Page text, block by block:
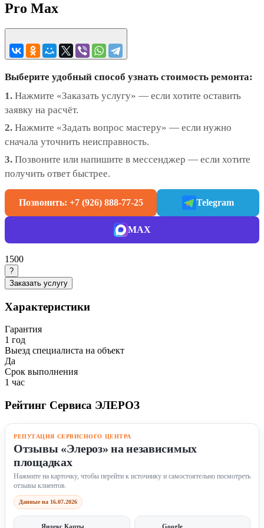
Pro Max
Выберите удобный способ узнать стоимость ремонта:
1. Нажмите «Заказать услугу» — если хотите оставить
заявку на расчёт.
2. Нажмите «Задать вопрос мастеру» — если нужно
сначала уточнить неисправность.
3. Позвоните или напишите в мессенджер — если хотите
получить ответ быстрее.
Позвонить: +7 (926) 888-77-25 Telegram
MAX
1500
?
Заказать услугу
Характеристики
Гарантия
1 год
Выезд специалиста на объект
Да
Срок выполнения
1 час
Рейтинг Сервиса ЭЛЕРОЗ
РЕПУТАЦИЯ СЕРВИСНОГО ЦЕНТРА
Отзывы «Элероз» на независимых
площадках
Нажмите на карточку, чтобы перейти к источнику и самостоятельно посмотреть
отзывы клиентов.
Данные на 16.07.2026
Яндекс Карты Google